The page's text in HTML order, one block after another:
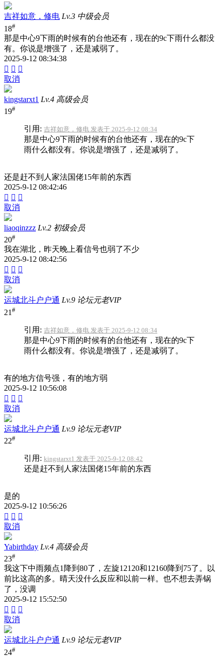
吉祥如意，修电 Lv.3 中级会员
18#
那是中心9下雨的时候有的台他还有，现在的9c下雨什么都没
有。你说是增强了，还是减弱了。
2025-9-12 08:34:38
  
取消
kingstarxt1 Lv.4 高级会员
19#
引用: 吉祥如意，修电 发表于 2025-9-12 08:34
那是中心9下雨的时候有的台他还有，现在的9c下
雨什么都没有。你说是增强了，还是减弱了。
还是赶不到人家法国佬15年前的东西
2025-9-12 08:42:46
  
取消
liaoqinzzz Lv.2 初级会员
20#
我在湖北，昨天晚上看信号也弱了不少
2025-9-12 08:42:56
  
取消
运城北斗户户通 Lv.9 论坛元老VIP
21 #
引用: 吉祥如意，修电 发表于 2025-9-12 08:34
那是中心9下雨的时候有的台他还有，现在的9c下
雨什么都没有。你说是增强了，还是减弱了。
有的地方信号强，有的地方弱
2025-9-12 10:56:08
  
取消
运城北斗户户通 Lv.9 论坛元老VIP
22#
引用: kingstarxt1 发表于 2025-9-12 08:42
还是赶不到人家法国佬15年前的东西
是的
2025-9-12 10:56:26
  
取消
Yabirthday Lv.4 高级会员
23#
我这下中雨频点1降到80了，左旋12120和12160降到75了。以
前比这高的多。晴天没什么反应和以前一样。也不想去弄锅
了，没调
2025-9-12 15:52:50
  
取消
运城北斗户户通 Lv.9 论坛元老VIP
24#